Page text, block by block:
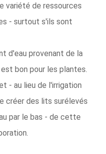
variété de ressources
- surtout s'ils sont
d'eau provenant de la
bon pour les plantes.
- au lieu de l'irrigation
créer des lits surélevés
par le bas - de cette